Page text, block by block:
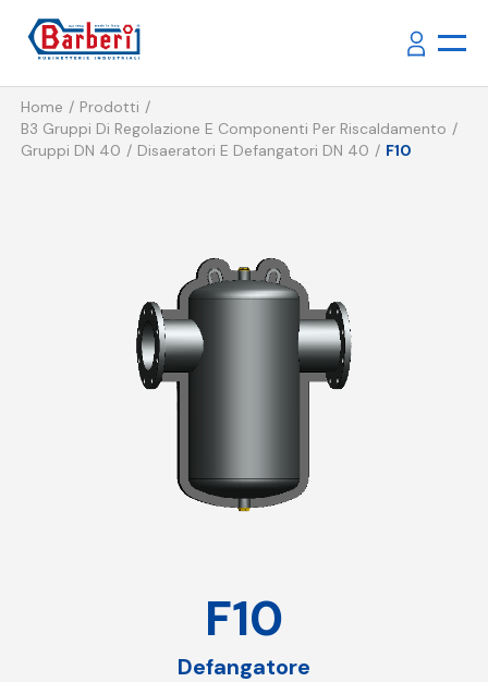
Home
Prodotti
B3 Gruppi Di Regolazione E Componenti Per Riscaldamento
Gruppi DN 40
Disaeratori E Defangatori DN 40 F10
F10
Defangatore